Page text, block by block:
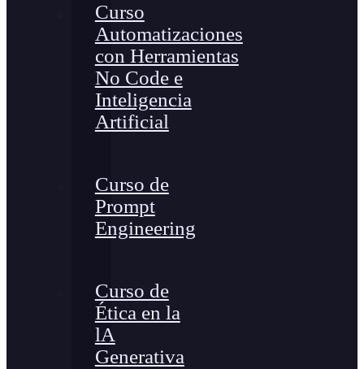
Curso
Automatizaciones
con Herramientas
No Code e
Inteligencia
Artificial
Curso de
Prompt
Engineering
Curso de
Ética en la
lA
Generativa